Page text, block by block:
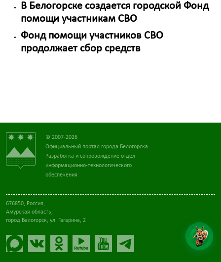
В Белогорске создается городской Фонд
помощи участникам СВО
Фонд помощи участников СВО
продолжает сбор средств
© 2007-2026
Официальный портал города Белогорска
Разработка и сопровождение отдел
информационно-технологического
обеспечения
676850, Россия,
Амурская область,
город Белогорск, ул. Гагарина, 2